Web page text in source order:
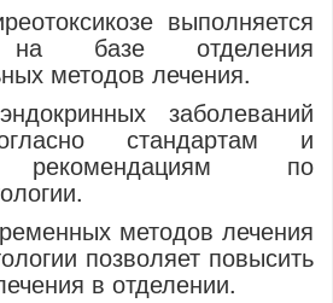
выполняется
на базе отделения
методов лечения.
заболеваний
стандартам и
рекомендациям по
методов лечения
позволяет повысить
в отделении.